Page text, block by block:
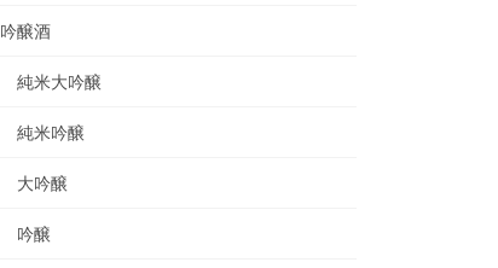
吟醸酒
純米大吟醸
純米吟醸
大吟醸
吟醸